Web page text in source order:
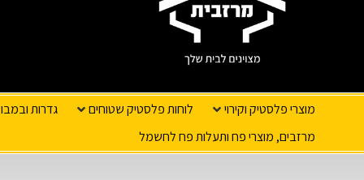
מוצרי פלסטיק וקירוי לוחות פלסטיק שטוחים גדרות
מרזבים, מוצרי פח ותעלות פח לחשמל